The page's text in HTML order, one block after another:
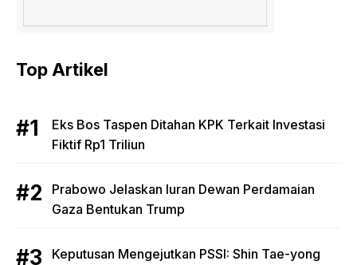
Top Artikel
Eks Bos Taspen Ditahan KPK Terkait Investasi
Fiktif Rp1 Triliun
Prabowo Jelaskan Iuran Dewan Perdamaian
Gaza Bentukan Trump
Keputusan Mengejutkan PSSI: Shin Tae-yong